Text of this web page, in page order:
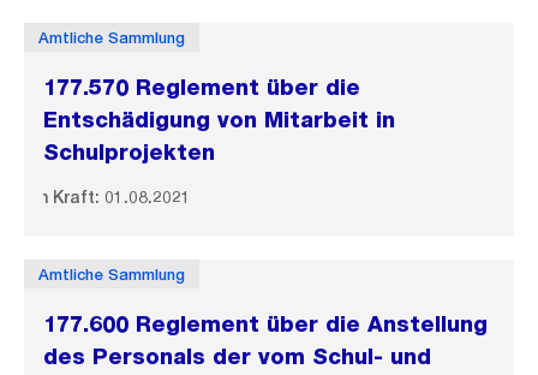
Amtliche Sammlung
177.570 Reglement über die
Entschädigung von Mitarbeit in
Schulprojekten
In Kraft: 01.08.2021
Amtliche Sammlung
177.600 Reglement über die Anstellung
des Personals der vom Schul- und